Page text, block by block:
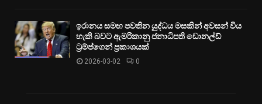
ඉරානය සමඟ පවතින යුද්ධය මසකින් අවසන් විය
හැකි බවට ඇමරිකානු ජනාධිපති ඩොනල්ඩ්
ට්‍රම්ප්ගෙන් ප්‍රකාශයක්
2026-03-02 0